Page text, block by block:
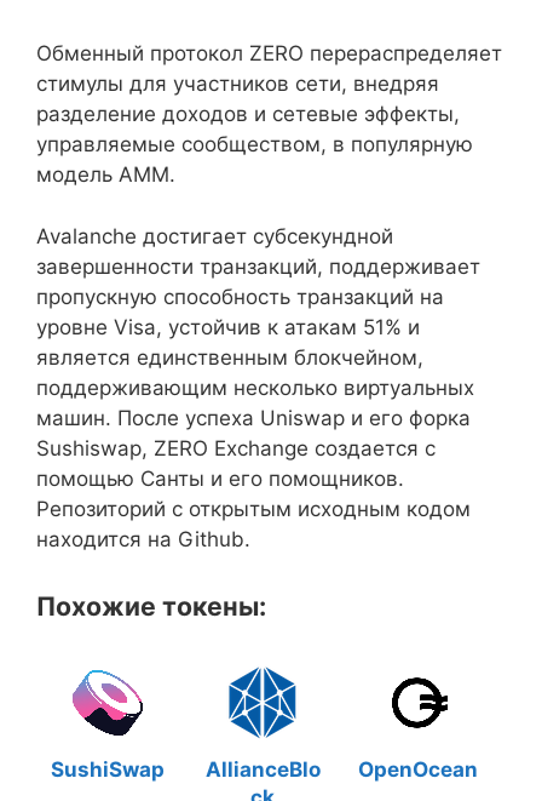
Обменный протокол ZERO перераспределяет
стимулы для участников сети, внедряя
разделение доходов и сетевые эффекты,
управляемые сообществом, в популярную
модель AMM.
Avalanche достигает субсекундной
завершенности транзакций, поддерживает
пропускную способность транзакций на
уровне Visa, устойчив к атакам 51% и
является единственным блокчейном,
поддерживающим несколько виртуальных
машин. После успеха Uniswap и его форка
Sushiswap, ZERO Exchange создается с
помощью Санты и его помощников.
Репозиторий с открытым исходным кодом
находится на Github.
Похожие токены:
SushiSwap
AllianceBlo
OpenOcean